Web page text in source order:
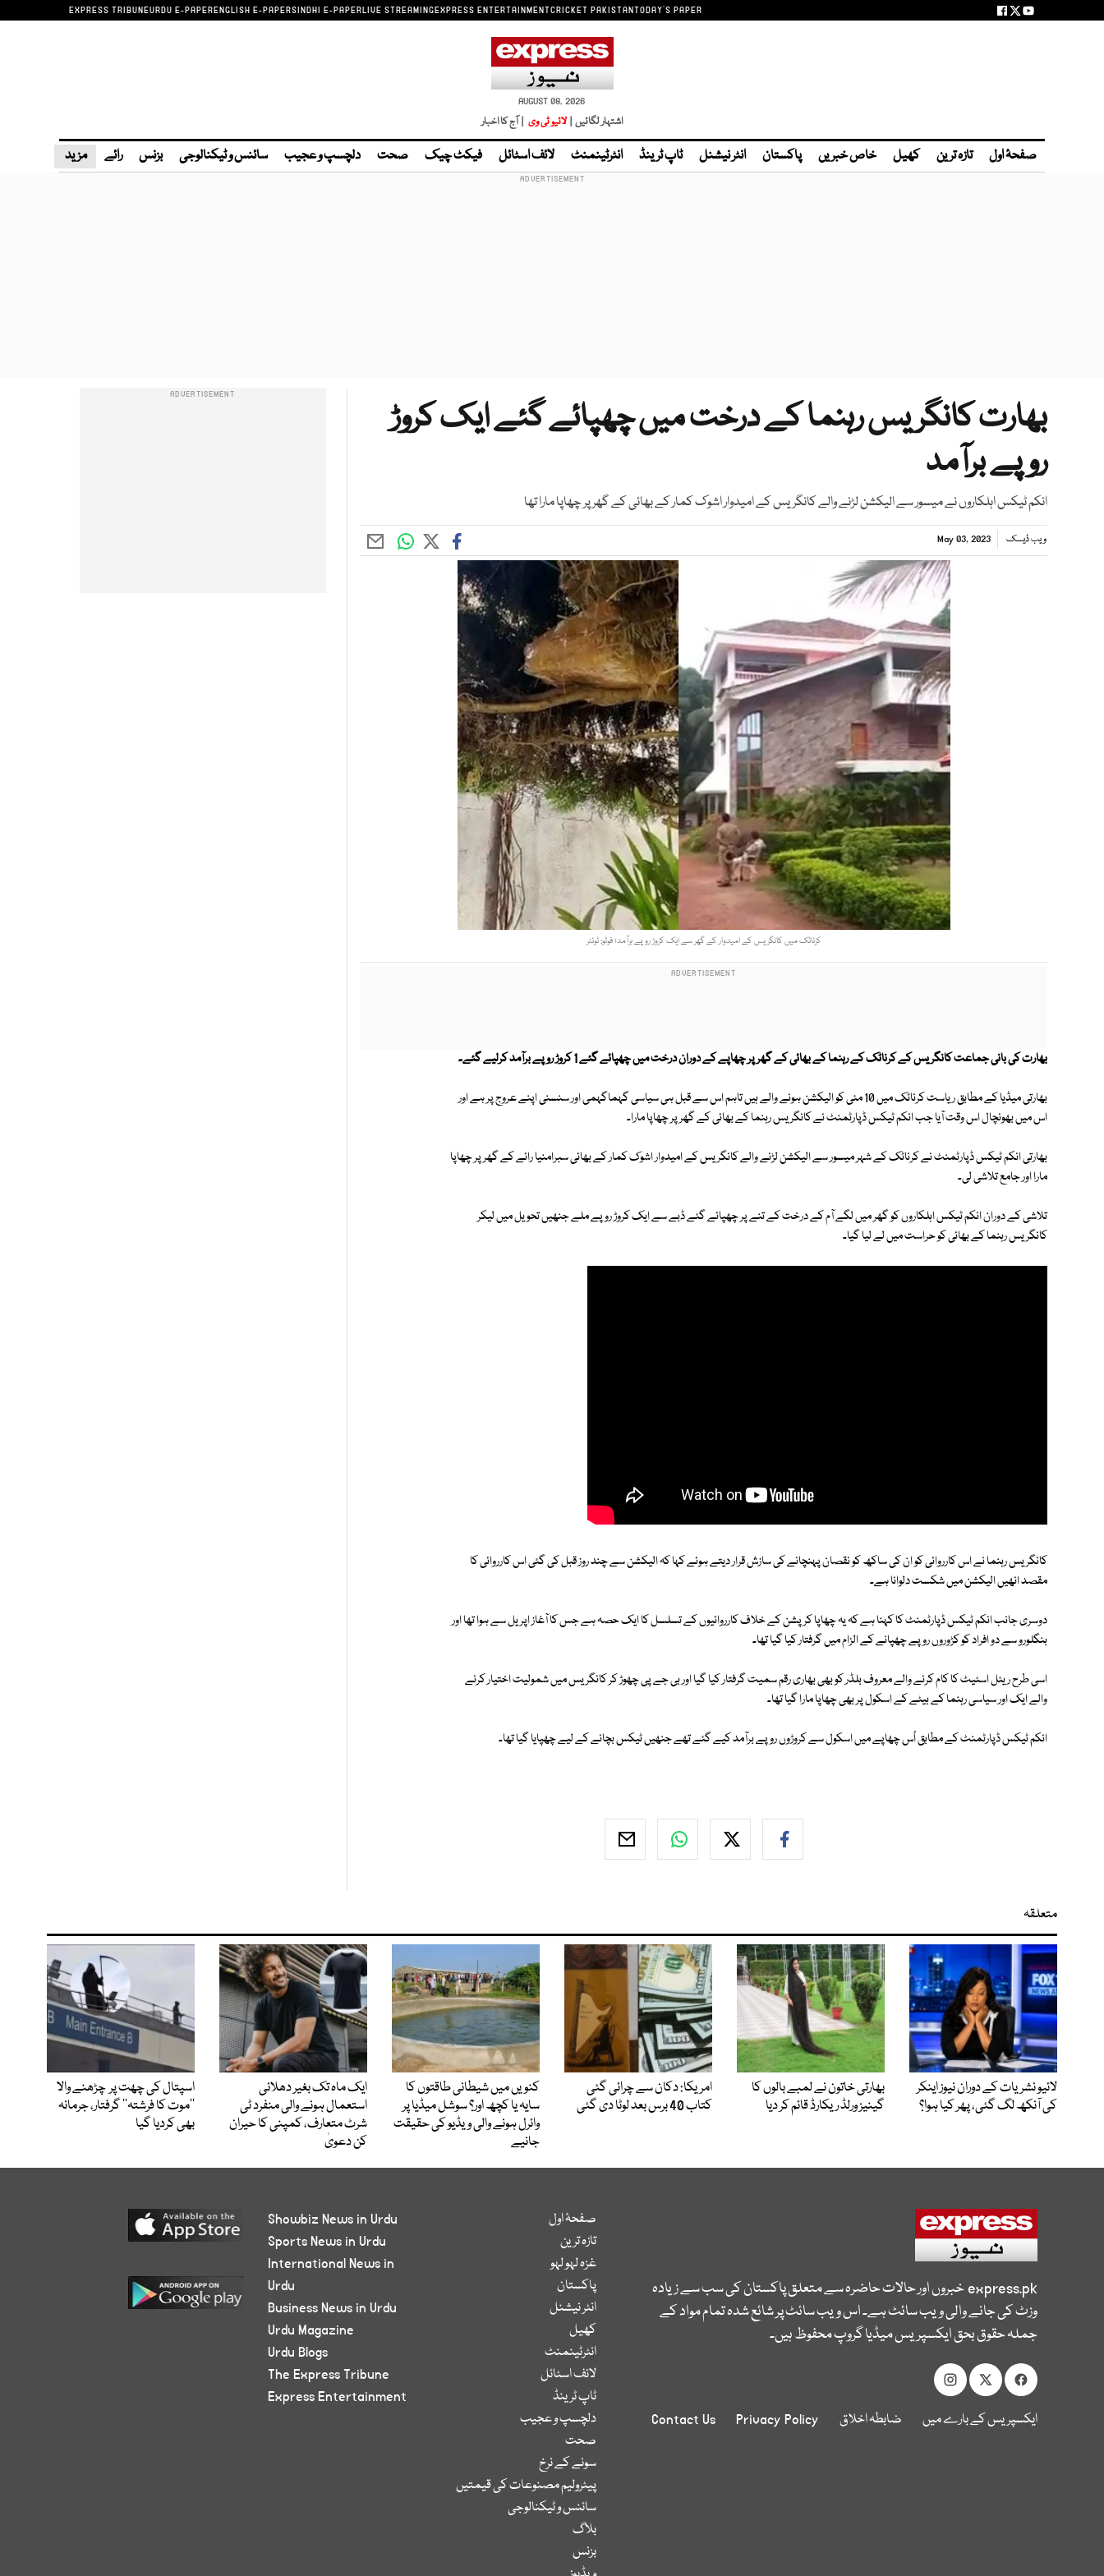
EXPRESS TRIBUNEURDU E-PAPERENGLISH E-PAPERSINDHI E-PAPERLIVE STREAMINGEXPRESS ENTERTAINMENTCRICKET PAKISTANTODAY'S PAPER
AUGUST 08, 2026
اشتہار لگائیں | لائیو ٹی وی | آج کا اخبار
صفحۂ اول تازہ ترین کھیل خاص خبریں پاکستان انٹر نیشنل ٹاپ ٹرینڈ انٹرٹینمنٹ لائف اسٹائل فیکٹ چیک صحت دلچسپ و عجیب سائنس و ٹیکنالوجی بزنس رائے مزید
بھارت کانگریس رہنما کے درخت میں چھپائے گئے ایک کروڑ
روپے برآمد
انکم ٹیکس اہلکاروں نے میسور سے الیکشن لڑنے والے کانگریس کے امیدوار اشوک کمار کے بھائی کے گھر پر چھاپا مارا تھا
ویب ڈیسک May 03, 2023
کرناٹک میں کانگریس کے امیدوار کے گھر سے ایک کروڑ روپے برآمد؛ فوٹو: ٹوئٹر
بھارت کی بانی جماعت کانگریس کے کرناٹک کے رہنما کے بھائی کے گھر پر چھاپے کے دوران درخت میں چھپائے گئے 1 کروڑ روپے برآمد کرلیے گئے۔
بھارتی میڈیا کے مطابق ریاست کرناٹک میں 10 مئی کو الیکشن ہونے والے ہیں تاہم اس سے قبل ہی سیاسی گہماگہمی اور سنسنی اپنے عروج پر ہے اور
اس میں بھونچال اس وقت آیا جب انکم ٹیکس ڈپارٹمنٹ نے کانگریس رہنما کے بھائی کے گھر پر چھاپا مارا۔
بھارتی انکم ٹیکس ڈپارٹمنٹ نے کرناٹک کے شہر میسور سے الیکشن لڑنے والے کانگریس کے امیدوار اشوک کمار کے بھائی سبرامنیا رائے کے گھر پر چھاپا
مارا اور جامع تلاشی لی۔
تلاشی کے دوران انکم ٹیکس اہلکاروں کو گھر میں لگے آم کے درخت کے تنے پر چھپائے گئے ڈبے سے ایک کروڑ روپے ملے جنھیں تحویل میں لیکر
کانگریس رہنما کے بھائی کو حراست میں لے لیا گیا۔
کانگریس رہنما نے اس کارروائی کو ان کی ساکھ کو نقصان پہنچانے کی سازش قرار دیتے ہوئے کہا کہ الیکشن سے چند روز قبل کی گئی اس کارروائی کا
مقصد انھیں الیکشن میں شکست دلوانا ہے۔
دوسری جانب انکم ٹیکس ڈپارٹمنٹ کا کہنا ہے کہ یہ چھاپا کرپشن کے خلاف کارروائیوں کے تسلسل کا ایک حصہ ہے جس کا آغاز اپریل سے ہوا تھا اور
بنگلورو سے دو افراد کو کڑوروں روپے چھپانے کے الزام میں گرفتار کیا گیا تھا۔
اسی طرح ریئل اسٹیٹ کا کام کرنے والے معروف بلڈر کو بھی بھاری رقم سمیت گرفتار کیا گیا اور بی جے پی چھوڑ کر کانگریس میں شمولیت اختیار کرنے
والے ایک اور سیاسی رہنما کے بیٹے کے اسکول پر بھی چھاپا مارا گیا تھا۔
انکم ٹیکس ڈپارٹمنٹ کے مطابق اُس چھاپے میں اسکول سے کروڑوں روپے برآمد کیے گئے تھے جنھیں ٹیکس بچانے کے لیے چھپایا گیا تھا۔
متعلقہ
لائیو نشریات کے دوران نیوز اینکر
کی آنکھ لگ گئی، پھر کیا ہوا؟
بھارتی خاتون نے لمبے بالوں کا
گینیز ورلڈ ریکارڈ قائم کر دیا
امریکا: دکان سے چرائی گئی
کتاب 40 برس بعد لوٹا دی گئی
کنویں میں شیطانی طاقتوں کا
سایہ یا کچھ اور؟ سوشل میڈیا پر
وائرل ہونے والی ویڈیو کی حقیقت
جانیے
ایک ماہ تک بغیر دھلائی
استعمال ہونے والی منفرد ٹی
شرٹ متعارف، کمپنی کا حیران
کن دعویٰ
اسپتال کی چھت پر چڑھنے والا
’’موت کا فرشتہ‘‘ گرفتار، جرمانہ
بھی کردیا گیا
express.pkخبروں اور حالات حاضرہ سے متعلق پاکستان کی سب سے زیادہ
وزٹ کی جانے والی ویب سائٹ ہے۔ اس ویب سائٹ پر شائع شدہ تمام مواد کے
جملہ حقوق بحق ایکسپریس میڈیا گروپ محفوظ ہیں۔
ایکسپریس کے بارے میں ضابطہ اخلاق Privacy Policy
Contact Us
صفحۂ اول
تازہ ترین
غزہ لہو لہو
پاکستان
انٹر نیشنل
کھیل
انٹرٹینمنٹ
لائف اسٹائل
ٹاپ ٹرینڈ
دلچسپ و عجیب
صحت
سونے کے نرخ
پیٹرولیم مصنوعات کی قیمتیں
سائنس و ٹیکنالوجی
بلاگ
بزنس
Showbiz News in Urdu
Sports News in Urdu
International News in
Urdu
Business News in Urdu
Urdu Magazine
Urdu Blogs
The Express Tribune
Express Entertainment